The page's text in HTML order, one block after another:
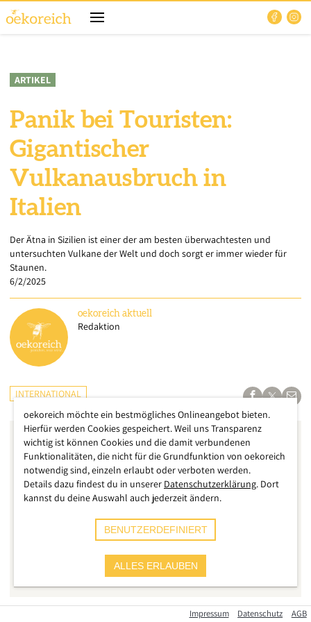
ARTIKEL
Panik bei Touristen:
Gigantischer
Vulkanausbruch in
Italien
Der Ätna in Sizilien ist einer der am besten überwachtesten und
untersuchten Vulkane der Welt und doch sorgt er immer wieder für
Staunen.
6/2/2025
oekoreich aktuell
Redaktion
INTERNATIONAL
Impressum Datenschutz AGB
oekoreich möchte ein bestmögliches Onlineangebot bieten.
Hierfür werden Cookies gespeichert. Weil uns Transparenz
wichtig ist können Cookies und die damit verbundenen
Funktionalitäten, die nicht für die Grundfunktion von oekoreich
notwendig sind, einzeln erlaubt oder verboten werden.
Details dazu findest du in unserer Datenschutzerklärung. Dort
kannst du deine Auswahl auch jederzeit ändern.
BENUTZERDEFINIERT
ALLES ERLAUBEN